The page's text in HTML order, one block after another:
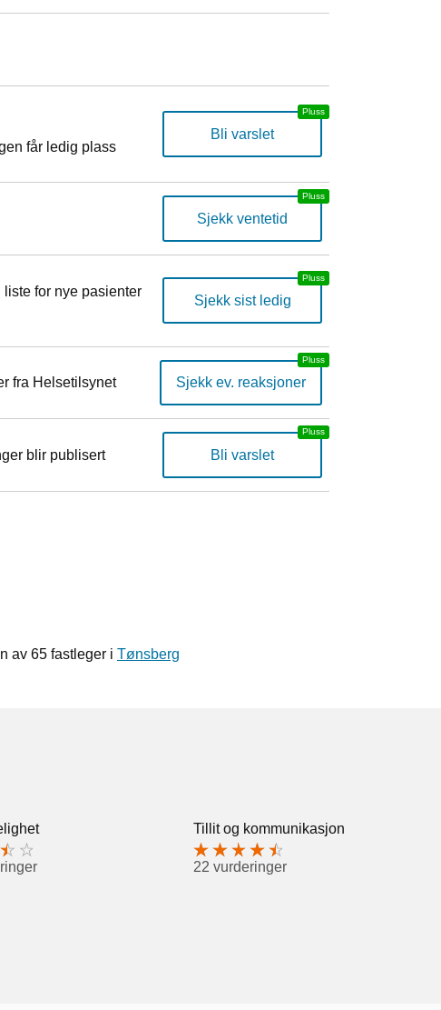
får ledig plass
Bli varslet
Sjekk ventetid
for nye pasienter
Sjekk sist ledig
fra Helsetilsynet Sjekk ev. reaksjoner
blir publisert Bli varslet
av 65 fastleger i Tønsberg
Tillit og kommunikasjon
22 vurderinger